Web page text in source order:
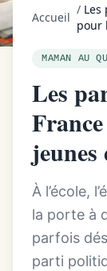
Accueil
/ Les
pour
MAMAN AU
Les
France
jeunes
À l’école,
la porte à
parfois
parti